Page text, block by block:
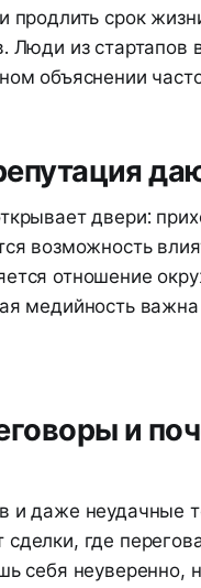
продлить срок
Люди из стартапов
объяснении
двери:
возможность
отношение
медийность
и
и даже неудачные
где
себя неуверенно,